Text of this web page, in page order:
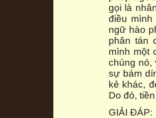
gọi là
điều
ngữ hào
phân tán
mình một
chúng nó,
sự bám
kẻ khác,
Do đó,
GIẢI ĐÁP: